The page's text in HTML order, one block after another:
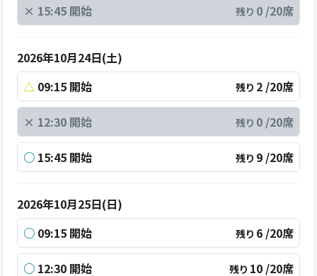
× 15:45 開始 残り0 /20席
2026年10月24日(土)
△ 09:15 開始 残り2 /20席
× 12:30 開始 残り0 /20席
○ 15:45 開始 残り9 /20席
2026年10月25日(日)
○ 09:15 開始 残り6 /20席
○ 12:30 開始 残り10 /20席